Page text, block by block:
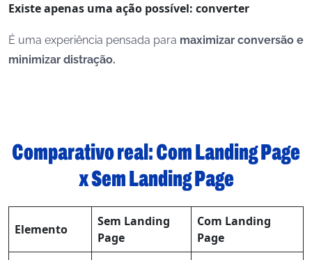
Existe apenas uma ação possível: converter
É uma experiência pensada para maximizar conversão e
minimizar distração.
Comparativo real: Com Landing Page
x Sem Landing Page
Elemento
Sem Landing
Page
Com Landing
Page